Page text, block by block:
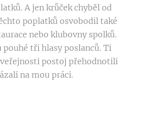
A jen krůček chyběl od
poplatků osvobodil také
nebo klubovny spolků.
pouhé tři hlasy poslanců. Ti
postoj přehodnotili
na mou práci.